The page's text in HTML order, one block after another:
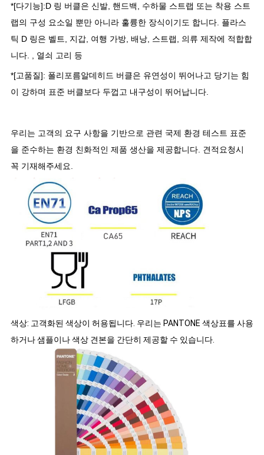
*[다기능]:D 링 버클은 신발, 핸드백, 수하물 스트랩 또는 착용 스트
랩의 구성 요소일 뿐만 아니라 훌륭한 장식이기도 합니다. 플라스
틱 D 링은 벨트, 지갑, 여행 가방, 배낭, 스트랩, 의류 제작에 적합합
니다. , 열쇠 고리 등
*[고품질]: 폴리포름알데히드 버클은 유연성이 뛰어나고 당기는 힘
이 강하며 표준 버클보다 두껍고 내구성이 뛰어납니다.
우리는 고객의 요구 사항을 기반으로 관련 국제 환경 테스트 표준
을 준수하는 환경 친화적인 제품 생산을 제공합니다. 견적요청시
꼭 기재해주세요.
색상: 고객화된 색상이 허용됩니다. 우리는 PANTONE 색상표를 사용
하거나 샘플이나 색상 견본을 간단히 제공할 수 있습니다.